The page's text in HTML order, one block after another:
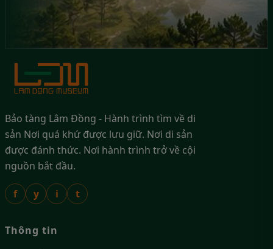
Bảo tàng Lâm Đồng - Hành trình tìm về di
sản Nơi quá khứ được lưu giữ. Nơi di sản
được đánh thức. Nơi hành trình trở về cội
nguồn bắt đầu.
f y i t
Thông tin